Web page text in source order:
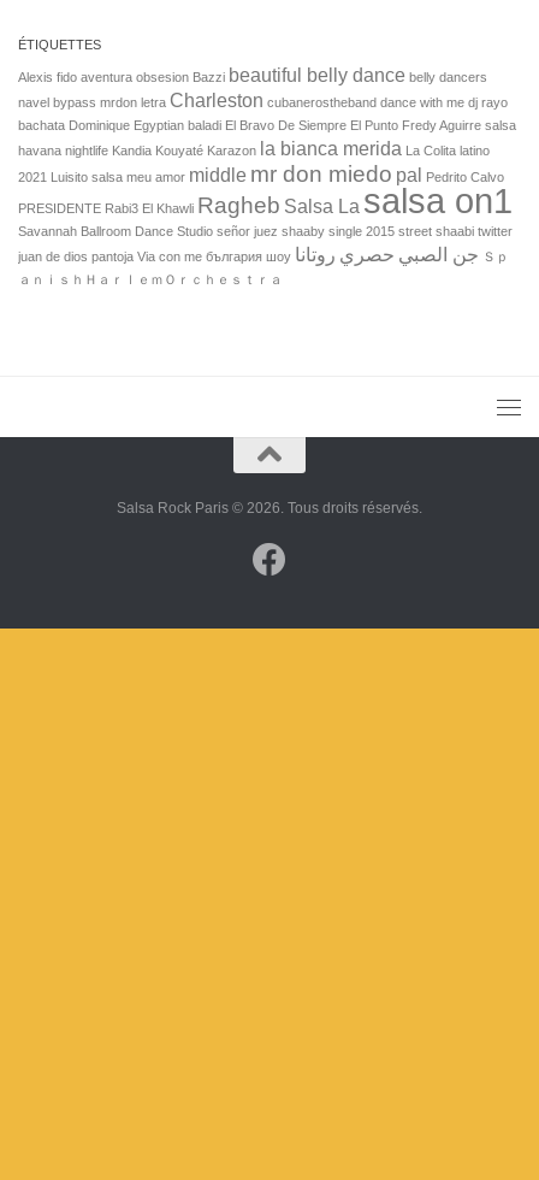
ÉTIQUETTES
Alexis fido aventura obsesion Bazzi beautiful belly dance belly dancers
navel bypass mrdon letra Charleston cubanerostheband dance with me dj rayo
bachata Dominique Egyptian baladi El Bravo De Siempre El Punto Fredy Aguirre salsa
havana nightlife Kandia Kouyaté Karazon la bianca merida La Colita latino
2021 Luisito salsa meu amor middle mr don miedo pal Pedrito Calvo
PRESIDENTE Rabi3 El Khawli Ragheb Salsa La salsa on1
Savannah Ballroom Dance Studio señor juez shaaby single 2015 street shaabi twitter
juan de dios pantoja Via con me българия шоу جن الصبي حصري روتانا
Ｓｐ
ａｎｉｓｈＨａｒｌｅｍＯｒｃｈｅｓｔｒａ
Salsa Rock Paris © 2026. Tous droits réservés.